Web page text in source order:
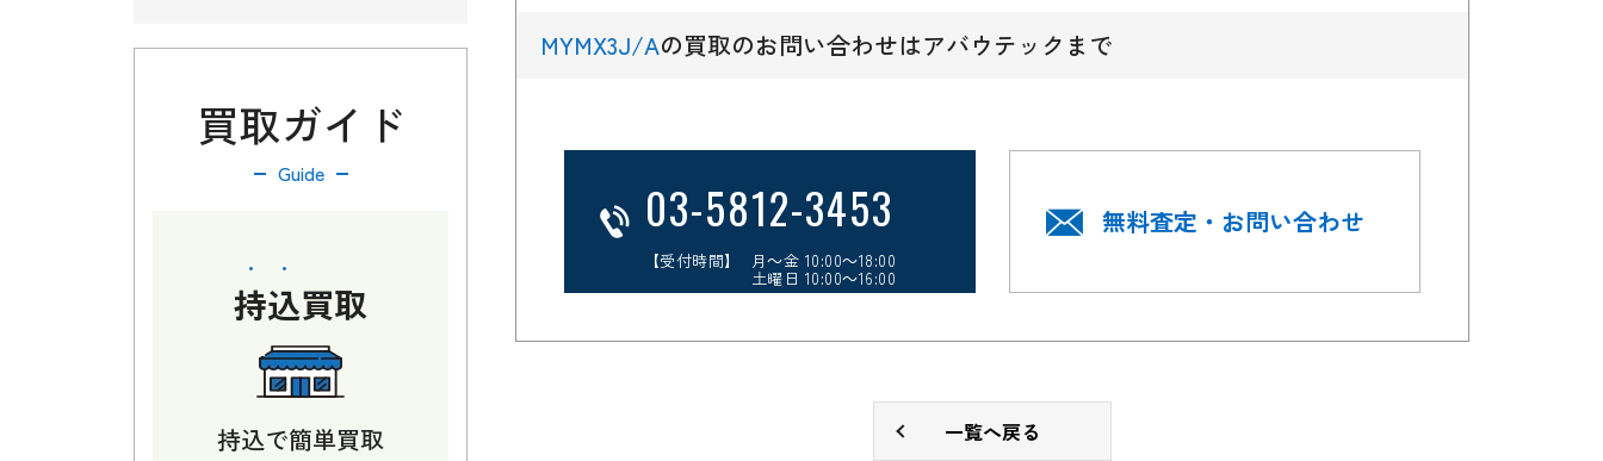
買取ガイド
Guide
持込買取
持込で簡単買取
MYMX3J/Aの買取のお問い合わせはアバウテックまで
03-5812-3453
【受付時間】 月～金 10:00～18:00
土曜日 10:00～16:00
無料査定・お問い合わせ
一覧へ戻る